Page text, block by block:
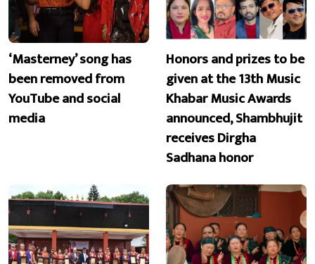
‘Masterney’ song has
been removed from
YouTube and social
media
Honors and prizes to be
given at the 13th Music
Khabar Music Awards
announced, Shambhujit
receives Dirgha
Sadhana honor